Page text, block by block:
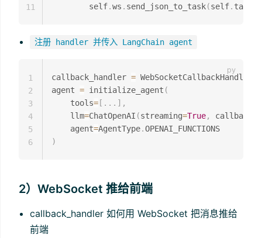
        self
.ws . send_json_to_task(self.
11
注册 handler 并传入 LangChain agent
callback_handler = WebSocketCallbackHandler
agent = initialize_agent (
    tools
= [ . . . ] ,
    llm
=ChatOpenAI (streaming=True, callbacks
    agent
=AgentType.
)
1
2
3
4
5
6
2）WebSocket 推给前端
callback_handler 如何用 WebSocket 把消息推给
前端